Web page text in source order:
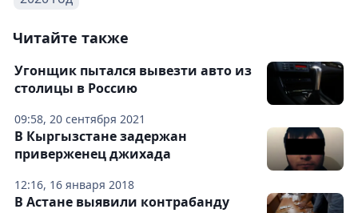
Читайте также
09:58, 20 сентября 2021
Угонщик пытался вывезти авто из
столицы в Россию
12:16, 16 января 2018
В Кыргызстане задержан
приверженец джихада
В Астане выявили контрабанду